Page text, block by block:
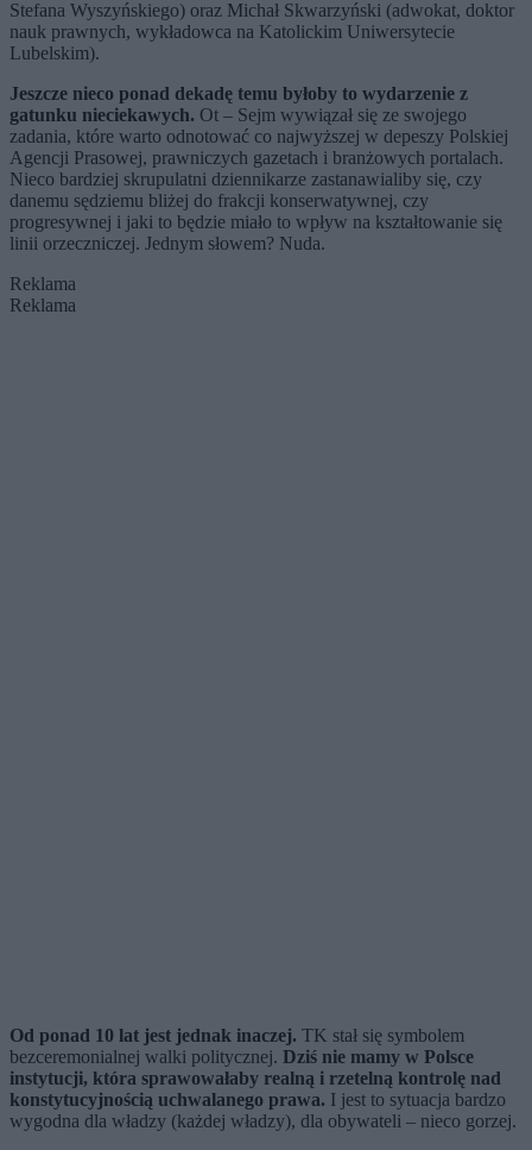
Stefana Wyszyńskiego) oraz Michał Skwarzyński (adwokat, doktor
nauk prawnych, wykładowca na Katolickim Uniwersytecie
Lubelskim).
Jeszcze nieco ponad dekadę temu byłoby to wydarzenie z
gatunku nieciekawych. Ot – Sejm wywiązał się ze swojego
zadania, które warto odnotować co najwyższej w depeszy Polskiej
Agencji Prasowej, prawniczych gazetach i branżowych portalach.
Nieco bardziej skrupulatni dziennikarze zastanawialiby się, czy
danemu sędziemu bliżej do frakcji konserwatywnej, czy
progresywnej i jaki to będzie miało to wpływ na kształtowanie się
linii orzeczniczej. Jednym słowem? Nuda.
Reklama
Reklama
Od ponad 10 lat jest jednak inaczej. TK stał się symbolem
bezceremonialnej walki politycznej. Dziś nie mamy w Polsce
instytucji, która sprawowałaby realną i rzetelną kontrolę nad
konstytucyjnością uchwalanego prawa. I jest to sytuacja bardzo
wygodna dla władzy (każdej władzy), dla obywateli – nieco gorzej.